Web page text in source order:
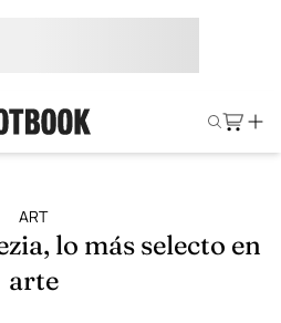
ART
lo más selecto en
arte